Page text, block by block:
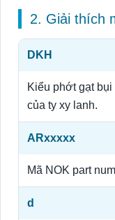
2. Giải thích
DKH
Kiểu phớt gạt
của ty xy lanh.
ARxxxxx
Mã NOK part
d